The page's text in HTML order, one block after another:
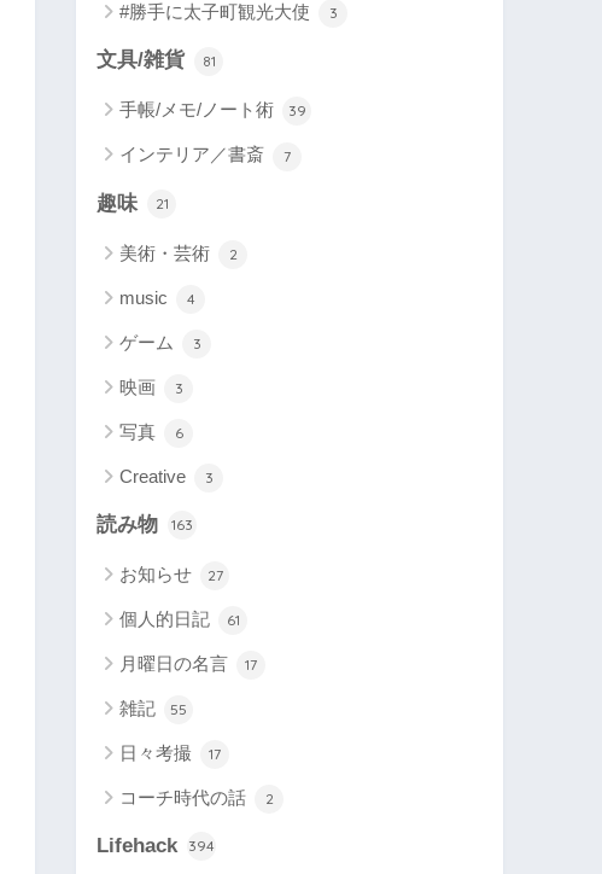
#勝手に太子町観光大使 3
文具/雑貨 81
手帳/メモ/ノート術 39
インテリア／書斎 7
趣味 21
美術・芸術 2
music 4
ゲーム 3
映画 3
写真 6
Creative 3
読み物 163
お知らせ 27
個人的日記 61
月曜日の名言 17
雑記 55
日々考撮 17
コーチ時代の話 2
Lifehack 394